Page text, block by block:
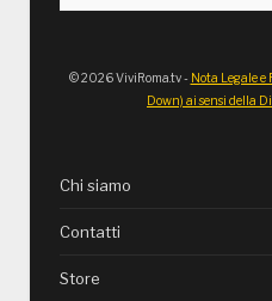
© 2026 ViviRoma.tv - Nota Legale e
Down) ai sensi della
Chi siamo
Contatti
Store